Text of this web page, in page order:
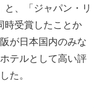
と、「ジャパン・リ
時受賞したことか
が日本国内のみな
テルとして高い評
た。